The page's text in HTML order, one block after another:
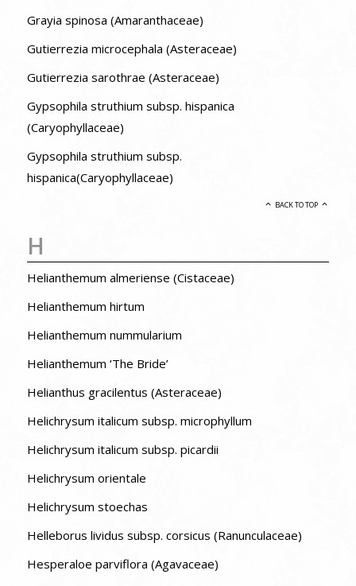
Grayia spinosa (Amaranthaceae)
Gutierrezia microcephala (Asteraceae)
Gutierrezia sarothrae (Asteraceae)
Gypsophila struthium subsp. hispanica
(Caryophyllaceae)
Gypsophila struthium subsp.
hispanica(Caryophyllaceae)
BACK TO TOP
H
Helianthemum almeriense (Cistaceae)
Helianthemum hirtum
Helianthemum nummularium
Helianthemum ‘The Bride’
Helianthus gracilentus (Asteraceae)
Helichrysum italicum subsp. microphyllum
Helichrysum italicum subsp. picardii
Helichrysum orientale
Helichrysum stoechas
Helleborus lividus subsp. corsicus (Ranunculaceae)
Hesperaloe parviflora (Agavaceae)